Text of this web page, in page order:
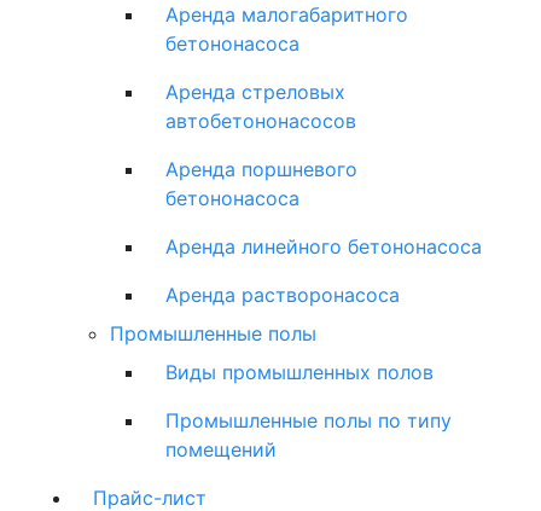
Аренда малогабаритного
бетононасоса
Аренда стреловых
автобетононасосов
Аренда поршневого
бетононасоса
Аренда линейного бетононасоса
Аренда растворонасоса
Промышленные полы
Виды промышленных полов
Промышленные полы по типу
помещений
Прайс-лист